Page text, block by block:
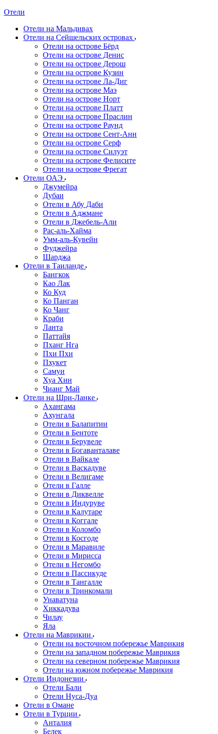
Отели
Отели на Мальдивах
Отели на Сейшельских островах
Отели на острове Бёрд
Отели на острове Денис
Отели на острове Дерош
Отели на острове Кузин
Отели на острове Ла-Диг
Отели на острове Маэ
Отели на острове Норт
Отели на острове Платт
Отели на острове Праслин
Отели на острове Раунд
Отели на острове Сент-Анн
Отели на острове Серф
Отели на острове Силуэт
Отели на острове Фелисите
Отели на острове Фрегат
Отели ОАЭ
Джумейра
Дубаи
Отели в Абу Даби
Отели в Аджмане
Отели в Джебель-Али
Рас-аль-Хайма
Умм-аль-Кувейн
Фуджейра
Шарджа
Отели в Таиланде
Бангкок
Као Лак
Ко Куд
Ко Панган
Ко Чанг
Краби
Ланта
Паттайя
Пханг Нга
Пхи Пхи
Пхукет
Самуи
Хуа Хин
Чианг Май
Отели на Шри-Ланке
Ахангама
Ахунгала
Отели в Балапитии
Отели в Бентоте
Отели в Берувеле
Отели в Богаванталаве
Отели в Вайкале
Отели в Васкадуве
Отели в Велигаме
Отели в Галле
Отели в Диквелле
Отели в Индуруве
Отели в Калутаре
Отели в Коггале
Отели в Коломбо
Отели в Косгоде
Отели в Маравиле
Отели в Мирисса
Отели в Негомбо
Отели в Пассикуде
Отели в Тангалле
Отели в Тринкомали
Унаватуна
Хиккадува
Чилау
Яла
Отели на Маврикии
Отели на восточном побережье Маврикия
Отели на западном побережье Маврикия
Отели на северном побережье Маврикия
Отели на южном побережье Маврикия
Отели Индонезии
Отели Бали
Отели Нуса-Дуа
Отели в Омане
Отели в Турции
Анталия
Белек